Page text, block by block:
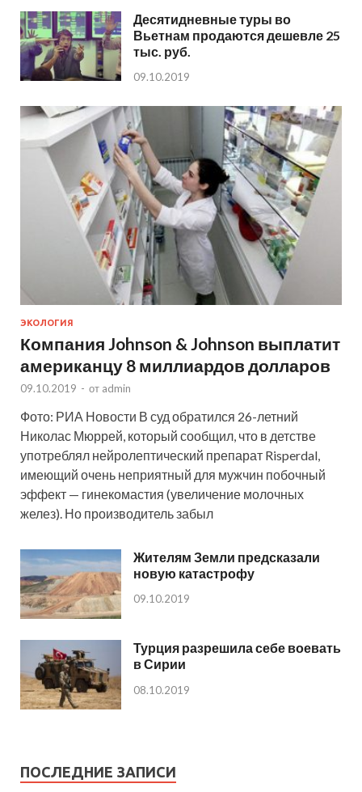
Десятидневные туры во
Вьетнам продаются дешевле 25
тыс. руб.
09.10.2019
ЭКОЛОГИЯ
Компания Johnson & Johnson выплатит
американцу 8 миллиардов долларов
09.10.2019 - от admin
Фото: РИА Новости В суд обратился 26-летний
Николас Мюррей, который сообщил, что в детстве
употреблял нейролептический препарат Risperdal,
имеющий очень неприятный для мужчин побочный
эффект — гинекомастия (увеличение молочных
желез). Но производитель забыл
Жителям Земли предсказали
новую катастрофу
09.10.2019
Турция разрешила себе воевать
в Сирии
08.10.2019
ПОСЛЕДНИЕ ЗАПИСИ